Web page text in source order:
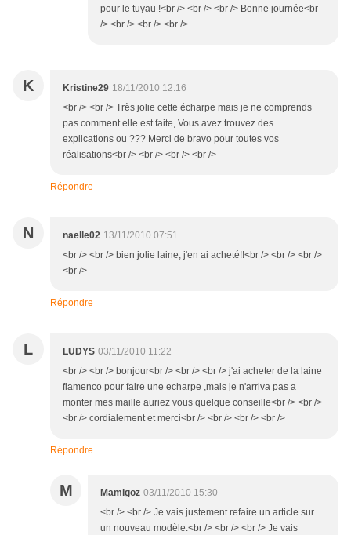
pour le tuyau !<br /> <br /> <br /> Bonne journée<br
/> <br /> <br /> <br />
K Kristine29 18/11/2010 12:16
<br /> <br /> Très jolie cette écharpe mais je ne comprends
pas comment elle est faite, Vous avez trouvez des
explications ou ??? Merci de bravo pour toutes vos
réalisations<br /> <br /> <br /> <br />
Répondre
N naelle02 13/11/2010 07:51
<br /> <br /> bien jolie laine, j'en ai acheté!!<br /> <br /> <br />
<br />
Répondre
L LUDYS 03/11/2010 11:22
<br /> <br /> bonjour<br /> <br /> <br /> j'ai acheter de la laine
flamenco pour faire une echarpe ,mais je n'arriva pas a
monter mes maille auriez vous quelque conseille<br /> <br />
<br /> cordialement et merci<br /> <br /> <br /> <br />
Répondre
M Mamigoz 03/11/2010 15:30
<br /> <br /> Je vais justement refaire un article sur
un nouveau modèle.<br /> <br /> <br /> Je vais